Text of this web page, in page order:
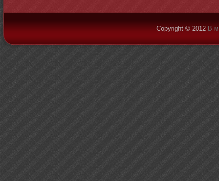
Copyright © 2012 В